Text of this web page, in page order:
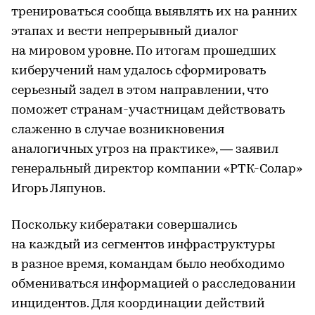
тренироваться сообща выявлять их на ранних
этапах и вести непрерывный диалог
на мировом уровне. По итогам прошедших
киберучений нам удалось сформировать
серьезный задел в этом направлении, что
поможет странам-участницам действовать
слаженно в случае возникновения
аналогичных угроз на практике», — заявил
генеральный директор компании «РТК-Солар»
Игорь Ляпунов.
Поскольку кибератаки совершались
на каждый из сегментов инфраструктуры
в разное время, командам было необходимо
обмениваться информацией о расследовании
инцидентов. Для координации действий